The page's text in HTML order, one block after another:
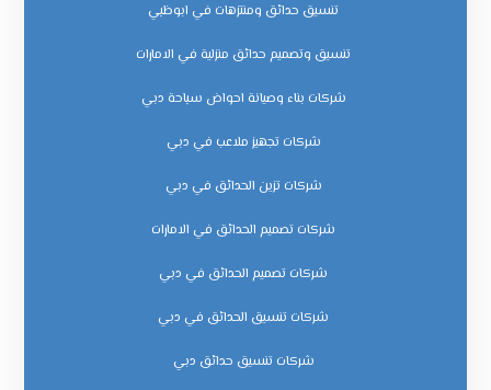
تنسيق حدائق ومنتزهات في ابوظبي
تنسيق وتصميم حدائق منزلية في الامارات
شركات بناء وصيانة احواض سباحة دبي
شركات تجهيز ملاعب في دبي
شركات تزين الحدائق في دبي
شركات تصميم الحدائق في الامارات
شركات تصميم الحدائق في دبي
شركات تنسيق الحدائق في دبي
شركات تنسيق حدائق دبي